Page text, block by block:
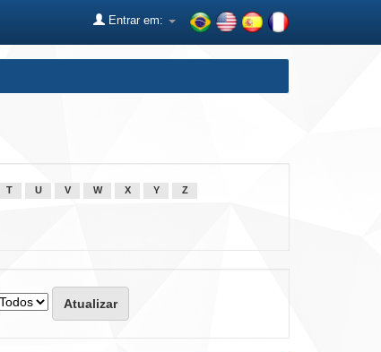
Entrar em:
T U V W X Y Z